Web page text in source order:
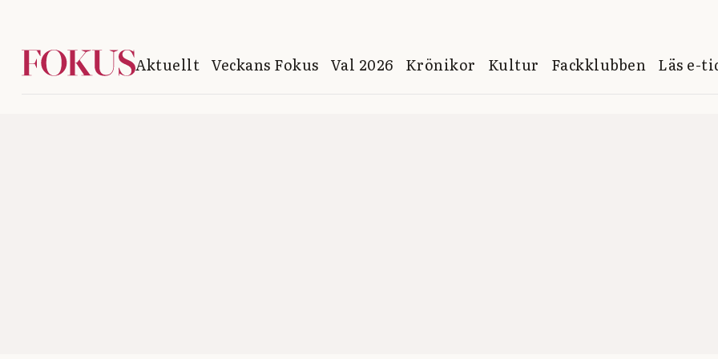
Aktuellt Veckans Fokus Val 2026 Krönikor Kultur Fackklubben Läs e-